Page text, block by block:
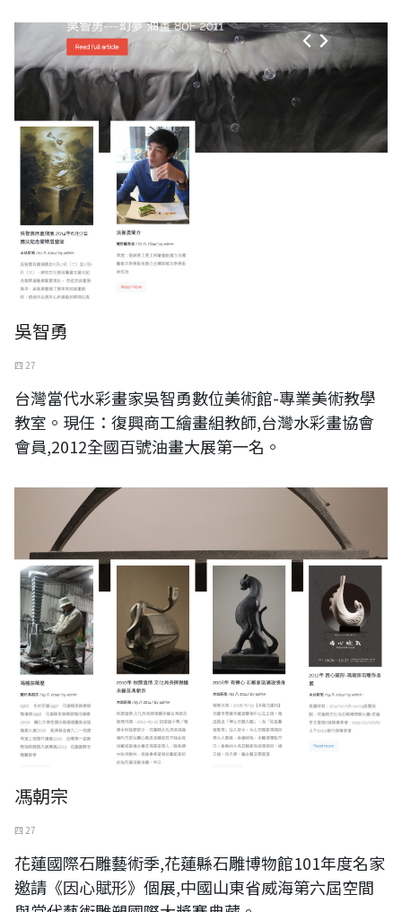
吳智勇
四 27
台灣當代水彩畫家吳智勇數位美術館-專業美術教學
教室。現任：復興商工繪畫組教師,台灣水彩畫協會
會員,2012全國百號油畫大展第一名。
馮朝宗
四 27
花蓮國際石雕藝術季,花蓮縣石雕博物館101年度名家
邀請《因心賦形》個展,中國山東省威海第六屆空間